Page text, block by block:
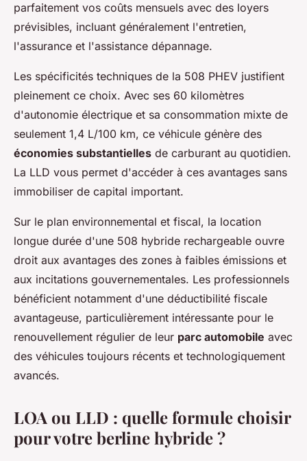
parfaitement vos coûts mensuels avec des loyers
prévisibles, incluant généralement l'entretien,
l'assurance et l'assistance dépannage.
Les spécificités techniques de la 508 PHEV justifient
pleinement ce choix. Avec ses 60 kilomètres
d'autonomie électrique et sa consommation mixte de
seulement 1,4 L/100 km, ce véhicule génère des
économies substantielles de carburant au quotidien.
La LLD vous permet d'accéder à ces avantages sans
immobiliser de capital important.
Sur le plan environnemental et fiscal, la location
longue durée d'une 508 hybride rechargeable ouvre
droit aux avantages des zones à faibles émissions et
aux incitations gouvernementales. Les professionnels
bénéficient notamment d'une déductibilité fiscale
avantageuse, particulièrement intéressante pour le
renouvellement régulier de leur parc automobile avec
des véhicules toujours récents et technologiquement
avancés.
LOA ou LLD : quelle formule choisir
pour votre berline hybride ?